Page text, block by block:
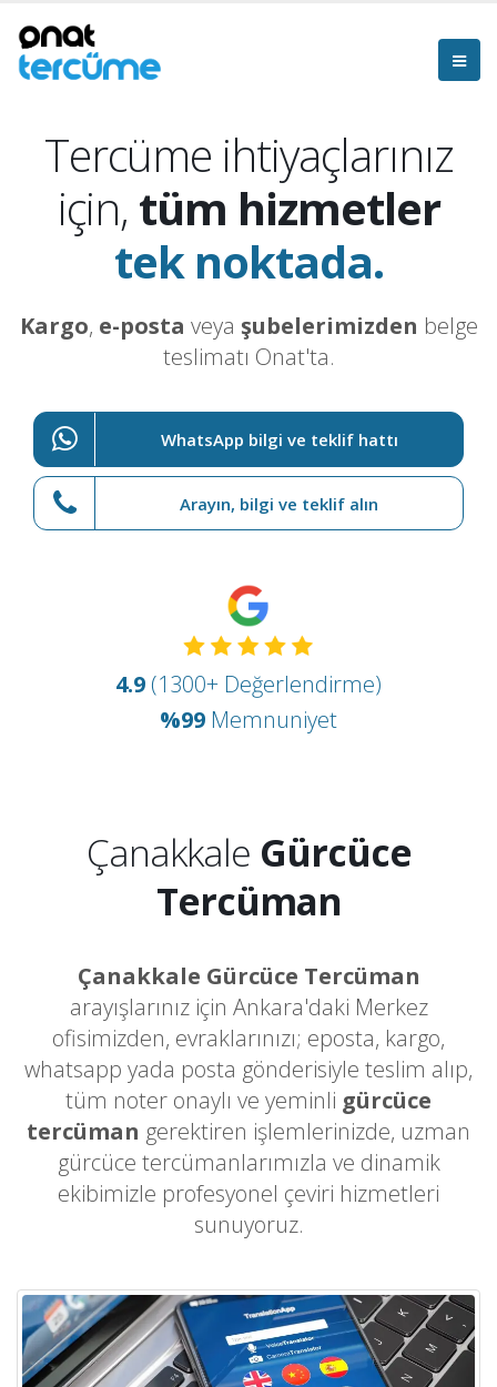
Tercüme ihtiyaçlarınız
için, tüm hizmetler
tek noktada.
Kargo, e-posta veya şubelerimizden belge
teslimatı Onat'ta.
WhatsApp bilgi ve teklif hattı
Arayın, bilgi ve teklif alın
4.9 (1300+ Değerlendirme)
%99 Memnuniyet
Çanakkale Gürcüce
Tercüman
Çanakkale Gürcüce Tercüman
arayışlarınız için Ankara'daki Merkez
ofisimizden, evraklarınızı; eposta, kargo,
whatsapp yada posta gönderisiyle teslim alıp,
tüm noter onaylı ve yeminli gürcüce
tercüman gerektiren işlemlerinizde, uzman
gürcüce tercümanlarımızla ve dinamik
ekibimizle profesyonel çeviri hizmetleri
sunuyoruz.